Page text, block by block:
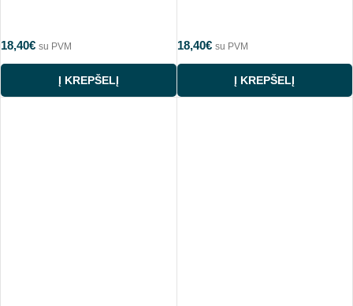
18,40€ su PVM
Į KREPŠELĮ
18,40€ su PVM
Į KREPŠELĮ